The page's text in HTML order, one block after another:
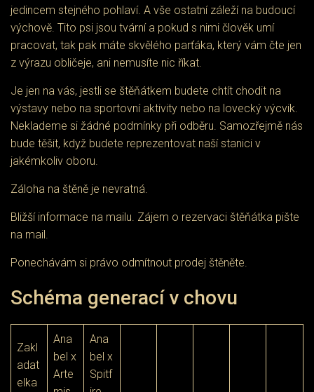
jedincem stejného pohlaví. A vše ostatní záleží na budoucí
výchově. Tito psi jsou tvární a pokud s nimi člověk umí
pracovat, tak pak máte skvělého parťáka, který vám čte jen
z výrazu obličeje, ani nemusíte nic říkat.
Je jen na vás, jestli se štěňátkem budete chtít chodit na
výstavy nebo na sportovní aktivity nebo na lovecký výcvik.
Neklademe si žádné podmínky při odběru. Samozřejmě nás
bude těšit, když budete reprezentovat naší stanici v
jakémkoliv oboru.
Záloha na štěně je nevratná.
Bližší informace na mailu. Zájem o rezervaci štěňátka pište
na mail.
Ponechávám si právo odmítnout prodej štěněte.
Schéma generací v chovu
Zakl
adat
elka
Ana
bel x
Arte
Ana
bel x
Spitf